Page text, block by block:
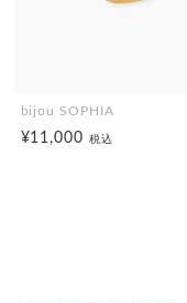
bijou SOPHIA
¥11,000税込